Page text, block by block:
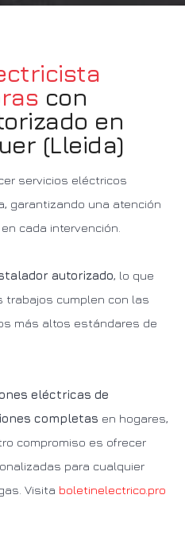
con
en
(Lleida)
servicios eléctricos
garantizando una atención
cada intervención.
autorizado, lo que
trabajos cumplen con las
más altos estándares de
eléctricas de
completas en hogares,
compromiso es ofrecer
para cualquier
Visita boletinelectrico.pro